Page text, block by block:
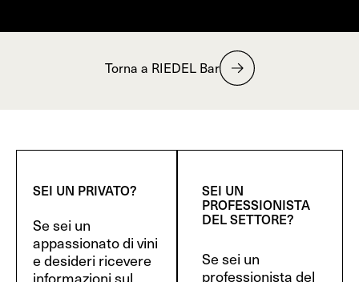
Torna a RIEDEL Bar
SEI UN PRIVATO?
Se sei un
appassionato di vini
e desideri ricevere
informazioni sul
SEI UN
PROFESSIONISTA
DEL SETTORE?
Se sei un
professionista del